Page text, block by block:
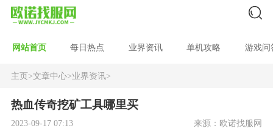
网站首页 每日热点 业界资讯 单机攻略 游戏问
主页>文章中心>业界资讯>
热血传奇挖矿工具哪里买
2023-09-17 07:13 来源：欧诺找服网